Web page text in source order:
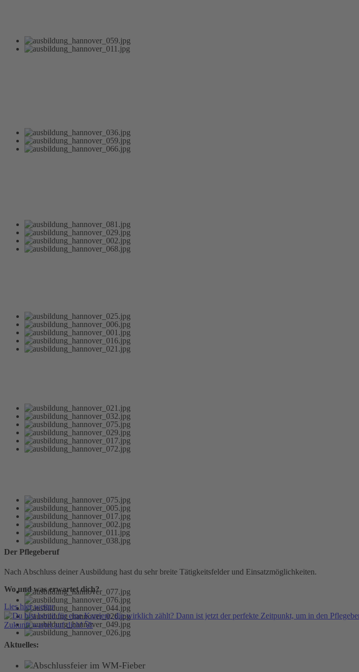
Der Pflegeberuf
Nach Abschluss deiner Ausbildung hast du sehr breite Tätigkeitsfelder und Einsatzmöglichkeiten.
Wo und was erwartet dich?
Lies hier weiter
Aktuelles: